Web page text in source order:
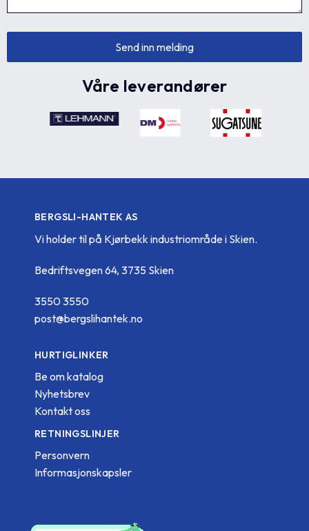
Våre leverandører
BERGSLI-HANTEK AS
Vi holder til på Kjørbekk industriområde i Skien.
Bedriftsvegen 64, 3735 Skien
3550 3550
post@bergslihantek.no
HURTIGLINKER
Be om katalog
Nyhetsbrev
Kontakt oss
RETNINGSLINJER
Personvern
Informasjonskapsler